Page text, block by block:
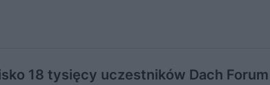
18 tysięcy uczestników Dach